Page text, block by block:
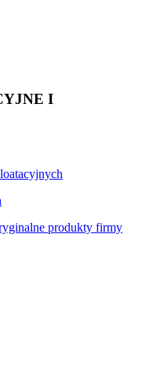
I
produkty firmy